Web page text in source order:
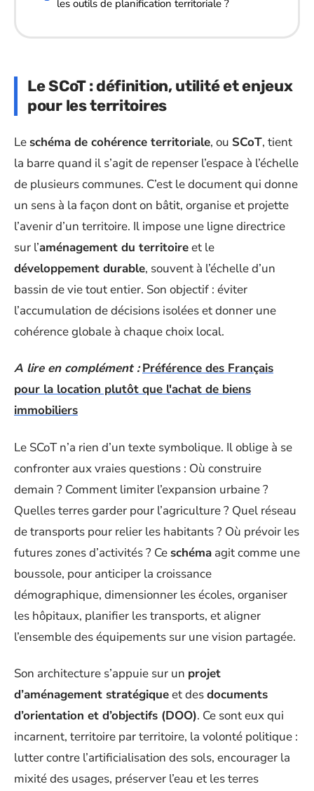
les outils de planification territoriale ?
Le SCoT : définition, utilité et enjeux
pour les territoires
Le schéma de cohérence territoriale, ou SCoT, tient
la barre quand il s’agit de repenser l’espace à l’échelle
de plusieurs communes. C’est le document qui donne
un sens à la façon dont on bâtit, organise et projette
l’avenir d’un territoire. Il impose une ligne directrice
sur l’aménagement du territoireet le
développement durable, souvent à l’échelle d’un
bassin de vie tout entier. Son objectif : éviter
l’accumulation de décisions isolées et donner une
cohérence globale à chaque choix local.
A lire en complément : Préférence des Français
pour la location plutôt que l'achat de biens
immobiliers
Le SCoT n’a rien d’un texte symbolique. Il oblige à se
confronter aux vraies questions : Où construire
demain ? Comment limiter l’expansion urbaine ?
Quelles terres garder pour l’agriculture ? Quel réseau
de transports pour relier les habitants ? Où prévoir les
futures zones d’activités ? Ce schéma agit comme une
boussole, pour anticiper la croissance
démographique, dimensionner les écoles, organiser
les hôpitaux, planifier les transports, et aligner
l’ensemble des équipements sur une vision partagée.
Son architecture s’appuie sur un projet
d’aménagement stratégiqueet desdocuments
d’orientation et d’objectifs (DOO). Ce sont eux qui
incarnent, territoire par territoire, la volonté politique :
lutter contre l’artificialisation des sols, encourager la
mixité des usages, préserver l’eau et les terres